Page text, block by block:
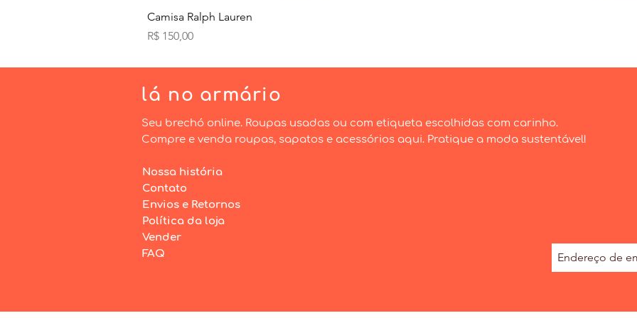
Camisa Ralph Lauren
Preço
R$ 150,00
lá no armário
Seu brechó online. Roupas usadas ou com etiqueta escolhidas com carinho.
Compre e venda roupas, sapatos e acessórios aqui. Pratique a moda sustentável!
Nossa história
Contato
Envios e Retornos
Política da loja
Vender
FAQ